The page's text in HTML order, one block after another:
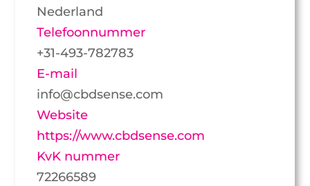
Nederland
Telefoonnummer
+31-493-782783
E-mail
info@cbdsense.com
Website
https://www.cbdsense.com
KvK nummer
72266589